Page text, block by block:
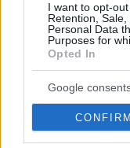
I want to opt-
Retention,
Personal Data
Purposes for
Opted In
Google
CONFIRM